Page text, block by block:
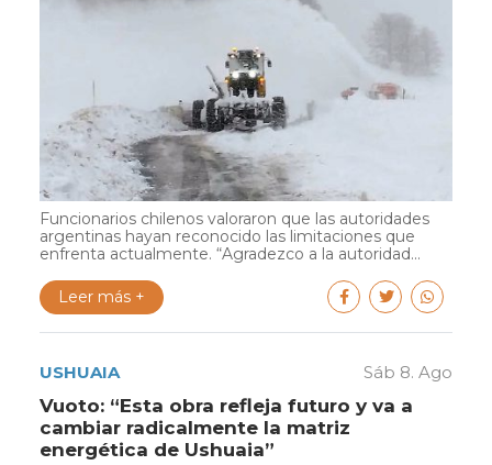
Funcionarios chilenos valoraron que las autoridades
argentinas hayan reconocido las limitaciones que
enfrenta actualmente. “Agradezco a la autoridad...
Leer más +
USHUAIA Sáb 8. Ago
Vuoto: “Esta obra refleja futuro y va a
cambiar radicalmente la matriz
energética de Ushuaia”